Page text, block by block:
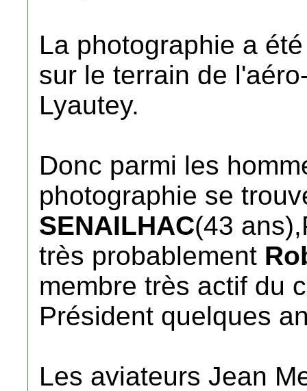
La photographie a
sur le terrain de
Lyautey.
Donc parmi les
photographie se
SENAILHAC(43
très probablement
membre très actif du
Président quelques
Les aviateurs Jean